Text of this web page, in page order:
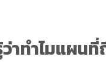
าทำไมแผน